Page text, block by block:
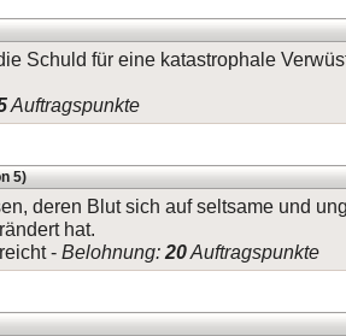
Schuld für eine katastrophale
Auftragspunkte
5)
deren Blut sich auf seltsame und
hat.
- Belohnung: 20Auftragspunkte